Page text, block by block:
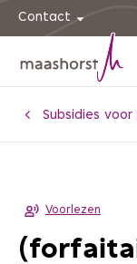
Contact
HomeSubsidies
Voorlezen